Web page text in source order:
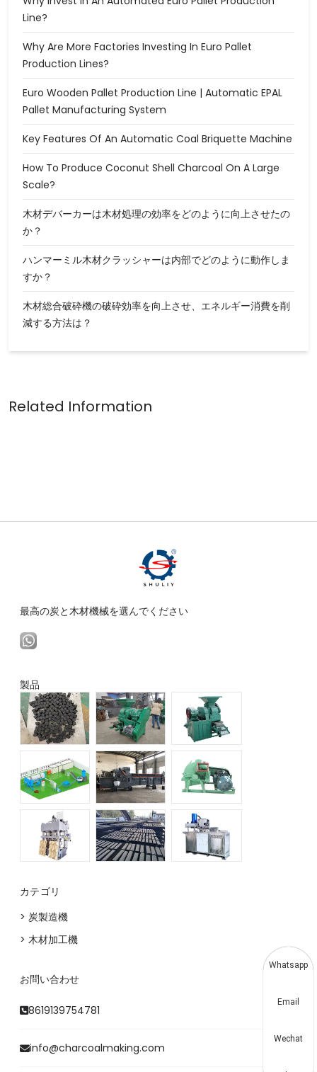
Line?
Why Are More Factories Investing In Euro Pallet
Production Lines?
Euro Wooden Pallet Production Line | Automatic EPAL
Pallet Manufacturing System
Key Features Of An Automatic Coal Briquette Machine
How To Produce Coconut Shell Charcoal On A Large
Scale?
木材デバーカーは木材処理の効率をどのように向上させたの
か？
ハンマーミル木材クラッシャーは内部でどのように動作しま
すか？
木材総合破砕機の破砕効率を向上させ、エネルギー消費を削
減する方法は？
最高の炭と木材機械を選んでください
製品
カテゴリ
> 炭製造機
> 木材加工機
お問い合わせ
8619139754781
info@charcoalmaking.com
Whatsapp
Email
Wechat